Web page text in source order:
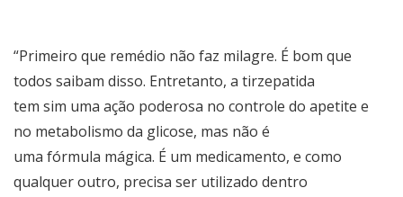
“Primeiro que remédio não faz milagre. É bom que
todos saibam disso. Entretanto, a tirzepatida
tem sim uma ação poderosa no controle do apetite e
no metabolismo da glicose, mas não é
uma fórmula mágica. É um medicamento, e como
qualquer outro, precisa ser utilizado dentro